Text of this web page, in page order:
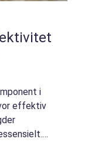
i
effektiv